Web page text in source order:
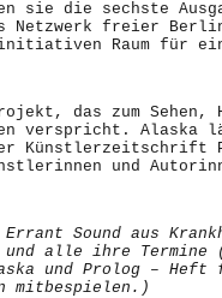
sie die sechste
Netzwerk freier
Raum für
das zum Sehen,
verspricht.
Künstlerzeitschrift
und
Sound aus
alle ihre Termine
und Prolog – Heft
mitbespielen.)